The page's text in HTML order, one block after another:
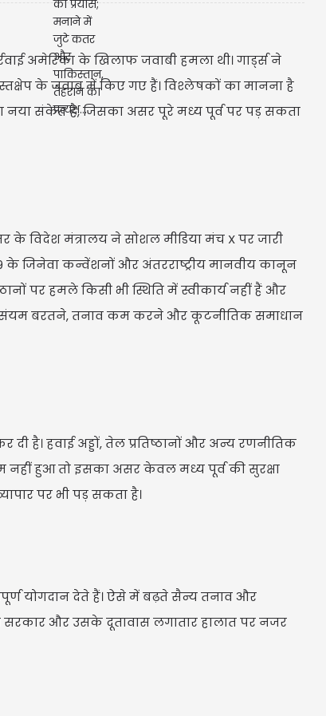
अमेरिका के खिलाफ जवाबी हमला थी। गार्ड्स ने
के जवाब में किए गए हैं। विश्लेषकों का मानना है
नया संकेत है, जिसका असर पूरे मध्य पूर्व पर पड़ सकता
विदेश मंत्रालय ने सोशल मीडिया मंच X पर जारी
के जिनेवा कन्वेंशनों और अंतरराष्ट्रीय मानवीय कानून
पर हमले किसी भी स्थिति में स्वीकार्य नहीं हैं और
से संयम बरतने, तनाव कम करने और कूटनीतिक समाधान
है। हवाई अड्डों, तेल प्रतिष्ठानों और अन्य रणनीतिक
नहीं हुआ तो इसका असर केवल मध्य पूर्व की सुरक्षा
पर भी पड़ सकता है।
योगदान देते हैं। ऐसे में बढ़ते सैन्य तनाव और
सरकार और उसके दूतावास लगातार हालात पर नजर
CM रेखा
नेताओं ने सुषमा
मेष- आज मेष
शुरू करने की
किसी स्रोत से